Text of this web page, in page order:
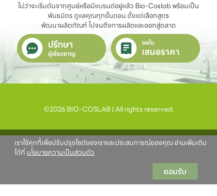
ไม่ว่าจะเริ่มต้นจากศูนย์หรือมีแบรนด์อยู่แล้ว Bio-Coslab พร้อมเป็น
พันธมิตร ดูแลคุณทุกขั้นตอน ตั้งแต่เลือกสูตร
พัฒนาผลิตภัณฑ์ ไปจนถึงการผลิตและออกสู่ตลาด
ปรึกษา
ผู้เชี่ยวชาญ
ขอใบ
เสนอราคา
©2026 BIO-COSLAB | All rights reserved.
เราใช้คุกกี้เพื่อปรับปรุงไซต์ของเราและประสบการณ์ของคุณ อ่านเพิ่มเติม
ได้ที่ นโยบายความเป็นส่วนตัว
ยอมรับ